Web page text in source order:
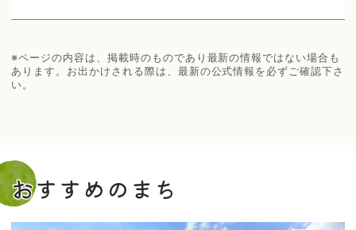
※ページの内容は、掲載時のものであり最新の情報ではない場合も
あります。お出かけされる際は、最新の公式情報を必ずご確認下さ
い。
おすすめのまち